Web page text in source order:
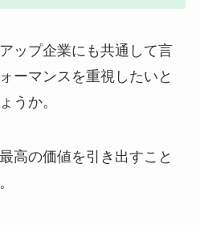
ップ企業にも共通して言
ーマンスを重視したいと
うか。
高の価値を引き出すこと